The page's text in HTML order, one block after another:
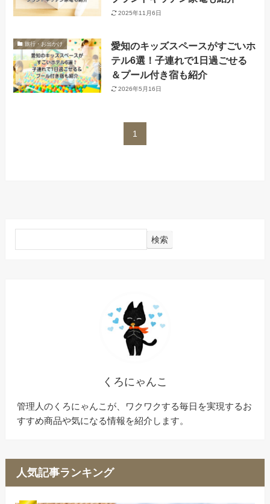
2025年11月6日
旅行・お出かけ
愛知のキッズスペースがすごいホ
テル6選！子連れで1日過ごせる
＆プール付き宿も紹介
2026年5月16日
1
検索
くろにゃんこ
管理人のくろにゃんこが、ワクワクする毎日を実現するお
すすめ商品や気になる情報を紹介します。
人気記事ランキング